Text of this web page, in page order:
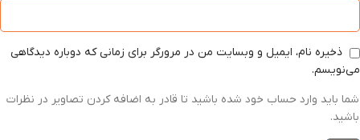
ذخیره نام، ایمیل و وبسایت من در مرورگر برای زمانی که دوباره دیدگاهی
می‌نویسم.
شما باید وارد حساب خود شده باشید تا قادر به اضافه کردن تصاویر در نظرات
باشید.